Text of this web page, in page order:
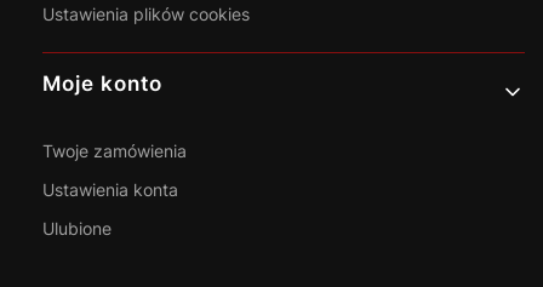
Ustawienia plików cookies
Moje konto
Twoje zamówienia
Ustawienia konta
Ulubione